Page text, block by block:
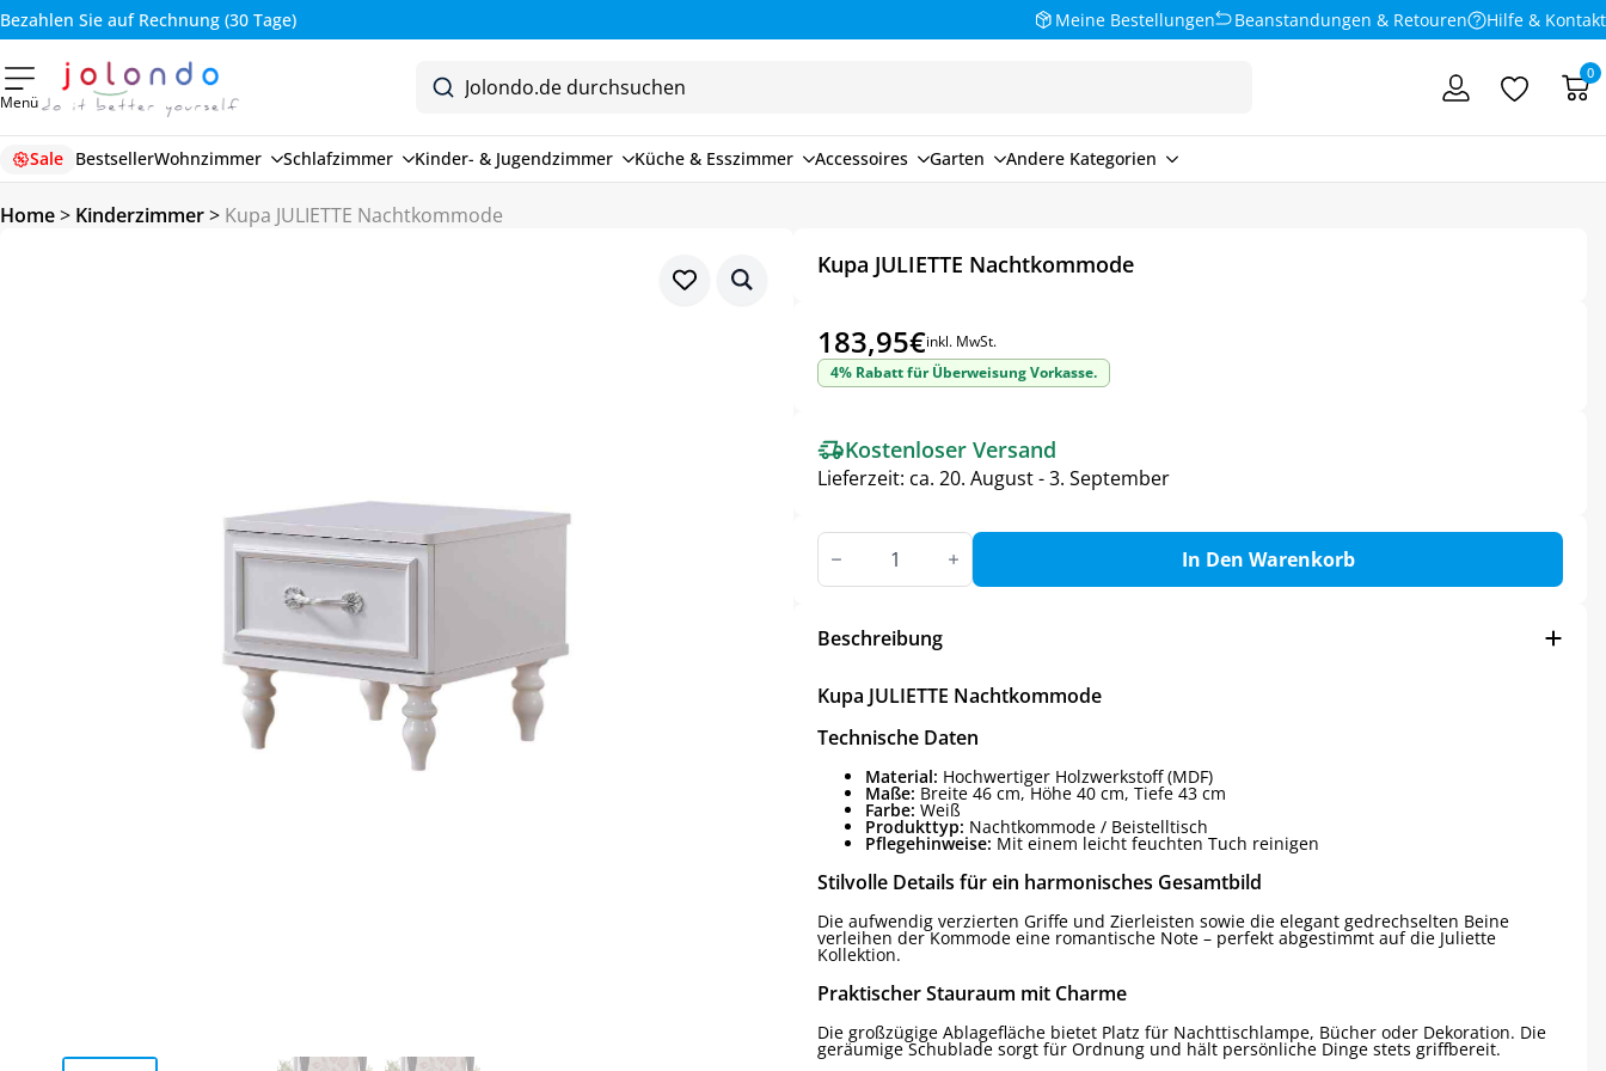
Bezahlen Sie auf Rechnung (30 Tage) Meine Bestellungen Beanstandungen & Retouren Hilfe & Kontakt
Menü
0
Sale BestsellerWohnzimmer Schlafzimmer Kinder- & Jugendzimmer Küche & Esszimmer Accessoires Garten Andere Kategorien
Home> Kinderzimmer> Kupa JULIETTE Nachtkommode
Kupa JULIETTE Nachtkommode
183,95€inkl. MwSt.
4% Rabatt für Überweisung Vorkasse.
Kostenloser Versand
Lieferzeit: ca. 20. August - 3. September
Kupa
JULIETTE
Nachtkommode
In Den Warenkorb
Beschreibung
Kupa JULIETTE Nachtkommode
Technische Daten
Material: Hochwertiger Holzwerkstoff (MDF)
Maße: Breite 46 cm, Höhe 40 cm, Tiefe 43 cm
Farbe: Weiß
Produkttyp: Nachtkommode / Beistelltisch
Pflegehinweise: Mit einem leicht feuchten Tuch reinigen
Stilvolle Details für ein harmonisches Gesamtbild
Die aufwendig verzierten Griffe und Zierleisten sowie die elegant gedrechselten Beine
verleihen der Kommode eine romantische Note – perfekt abgestimmt auf die Juliette
Kollektion.
Praktischer Stauraum mit Charme
Die großzügige Ablagefläche bietet Platz für Nachttischlampe, Bücher oder Dekoration. Die
geräumige Schublade sorgt für Ordnung und hält persönliche Dinge stets griffbereit.